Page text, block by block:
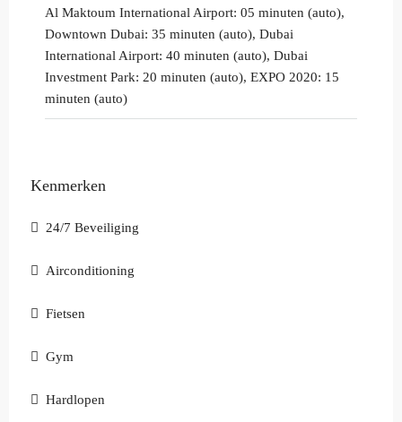
Al Maktoum International Airport: 05 minuten (auto),
Downtown Dubai: 35 minuten (auto), Dubai
International Airport: 40 minuten (auto), Dubai
Investment Park: 20 minuten (auto), EXPO 2020: 15
minuten (auto)
Kenmerken
24/7 Beveiliging
Airconditioning
Fietsen
Gym
Hardlopen